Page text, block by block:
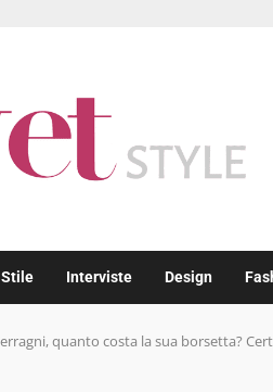
Stile Interviste Design
quanto costa la sua borsetta?